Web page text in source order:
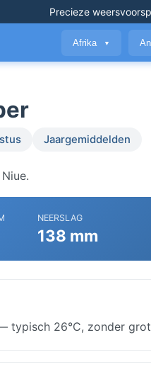
Precieze
Afrika ▼
Jaargemiddelden
NEERSLAG
138 mm
typisch 26°C, zonder